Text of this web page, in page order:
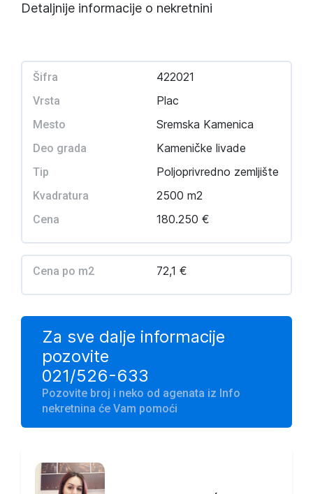
Detaljnije informacije o nekretnini
Šifra 422021
Vrsta Plac
Mesto Sremska Kamenica
Deo grada Kameničke livade
Tip Poljoprivredno zemljište
Kvadratura 2500 m2
Cena 180.250 €
Cena po m2 72,1 €
Za sve dalje informacije
pozovite
021/526-633
Pozovite broj i neko od agenata iz Info
nekretnina će Vam pomoći